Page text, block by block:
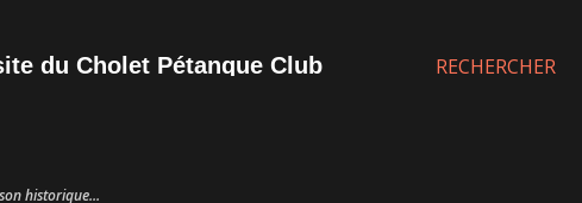
Pétanque Club
historique...
RECHERCHER